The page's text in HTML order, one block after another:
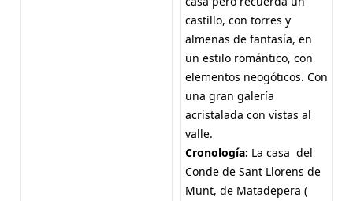
castillo, con torres y
almenas de fantasía, en
un estilo romántico, con
elementos neogóticos. Con
una gran galería
acristalada con vistas al
valle.
Cronología: La casa del
Conde de Sant Llorens de
Munt, de Matadepera (